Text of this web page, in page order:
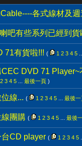
各式線材及週
吧有些系列已經到貨
71有貨啦!!! ( 1 2 3 4 5
CEC DVD 71 Player~
2 3 4 5 最後一頁 )
線... ( 1 2 3 4 5 最後一
團購 ( 1 2 3 4 5 最後
台CD player ( 1 2 3 4 5